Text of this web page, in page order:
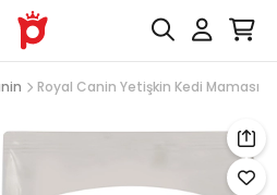
Royal Canin Yetişkin Kedi Maması